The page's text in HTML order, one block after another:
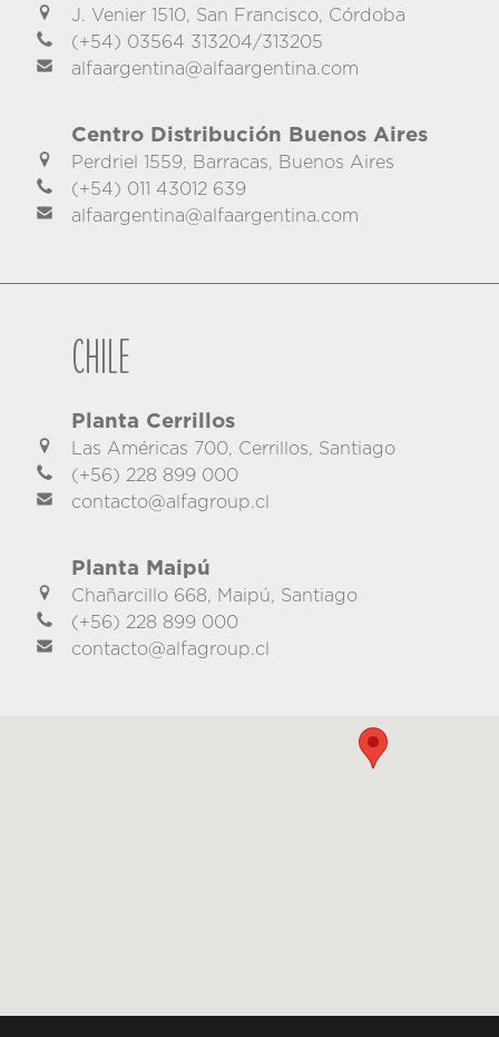
J. Venier 1510, San Francisco, Córdoba
(+54) 03564 313204/313205
alfaargentina@alfaargentina.com
Centro Distribución Buenos Aires
Perdriel 1559, Barracas, Buenos Aires
(+54) 011 43012 639
alfaargentina@alfaargentina.com
Chile
Planta Cerrillos
Las Américas 700, Cerrillos, Santiago
(+56) 228 899 000
contacto@alfagroup.cl
Planta Maipú
Chañarcillo 668, Maipú, Santiago
(+56) 228 899 000
contacto@alfagroup.cl